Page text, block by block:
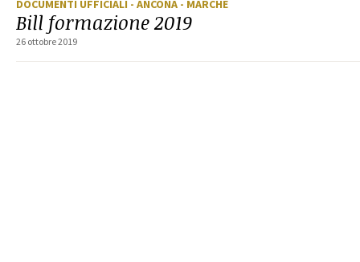
DOCUMENTI UFFICIALI - ANCONA - MARCHE
Bill formazione 2019
26 ottobre 2019